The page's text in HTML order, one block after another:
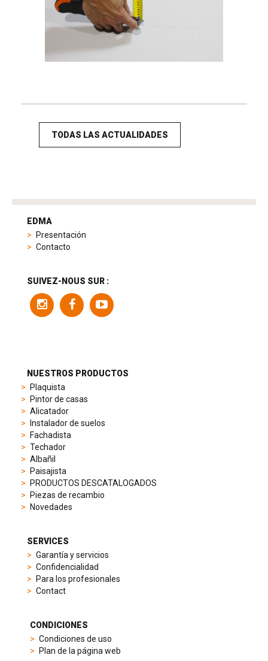
TODAS LAS ACTUALIDADES
tag
product
sporty
chronographs
elegant
watches.
model
chosen
timeless
recreated
measurements
EDMA
Presentación
Contacto
SUIVEZ-NOUS SUR :
NUESTROS PRODUCTOS
Plaquista
Pintor de casas
Alicatador
Instalador de suelos
Fachadista
Techador
Albañil
Paisajista
PRODUCTOS DESCATALOGADOS
Piezas de recambio
Novedades
SERVICES
Garantía y servicios
Confidencialidad
Para los profesionales
Contact
CONDICIONES
Condiciones de uso
Plan de la página web